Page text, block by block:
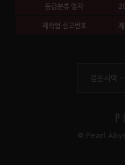
등급분류 일자
제작업 신고번호
검은사막 -
© Pearl